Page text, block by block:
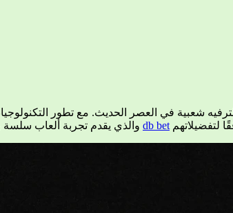
شعبية في العصر الحديث. مع تطور
db bet